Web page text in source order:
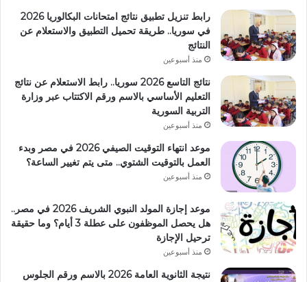
رابط تنزيل تطبيق نتائج امتحانات البكالوريا 2026
في سوريا.. طريقة تحميل التطبيق والاستعلام عن
النتائج
منذ أسبوعين
نتائج التاسع 2026 سوريا.. رابط الاستعلام عن نتائج
التعليم الأساسي بالاسم ورقم الاكتتاب عبر وزارة
التربية السورية
منذ أسبوعين
موعد انتهاء التوقيت الصيفي 2026 في مصر وبدء
العمل بالتوقيت الشتوي.. متى يتم تغيير الساعة؟
منذ أسبوعين
موعد إجازة المولد النبوي الشريف 2026 في مصر..
هل يحصل الموظفون على عطلة 3 أيام؟ وما حقيقة
ترحيل الإجازة
منذ أسبوعين
نتيجة الثانوية العامة 2026 بالاسم ورقم الجلوس